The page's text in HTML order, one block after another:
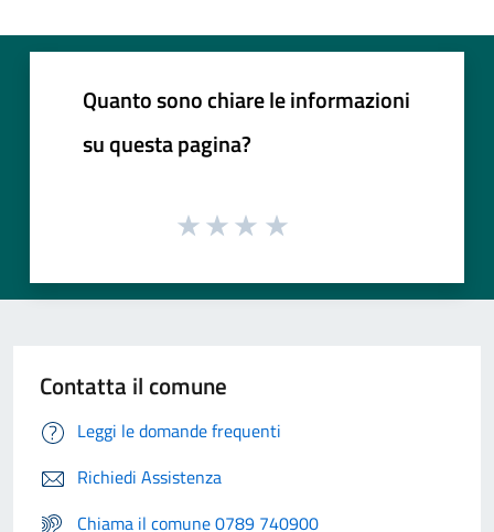
Quanto sono chiare le informazioni
su questa pagina?
Contatta il comune
Leggi le domande frequenti
Richiedi Assistenza
Chiama il comune 0789 740900